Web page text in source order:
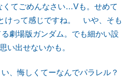
くてごめんなさい…Vも。せめて
けって感じですね。 いや、そも
劇場版ガンダム。でも細かい設
い出せないかも。
、悔しくてーなんでパラレル？